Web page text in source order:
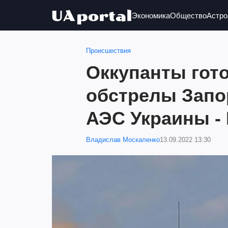
ЭкономикаОбщество
Происшествия
Оккупанты
обстрелы
АЭС Украины -
Владислав Москаленко13.09.2022 13:30